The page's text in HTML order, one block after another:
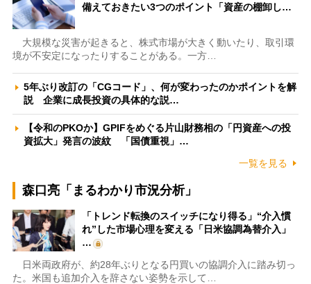
備えておきたい3つのポイント「資産の棚卸し…
大規模な災害が起きると、株式市場が大きく動いたり、取引環
境が不安定になったりすることがある。一方…
5年ぶり改訂の「CGコード」、何が変わったのかポイントを解
説 企業に成長投資の具体的な説…
【令和のPKOか】GPIFをめぐる片山財務相の「円資産への投
資拡大」発言の波紋 「国債重視」…
一覧を見る
森口亮「まるわかり市況分析」
「トレンド転換のスイッチになり得る」“介入慣
れ”した市場心理を変える「日米協調為替介入」
…
日米両政府が、約28年ぶりとなる円買いの協調介入に踏み切っ
た。米国も追加介入を辞さない姿勢を示して…